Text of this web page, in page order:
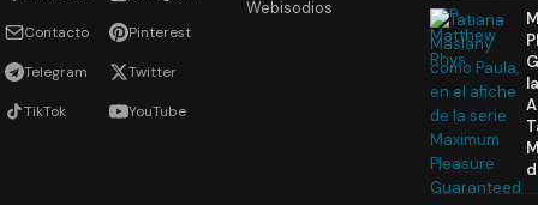
Contacto Pinterest
Telegram Twitter
TikTok YouTube
Webisodios